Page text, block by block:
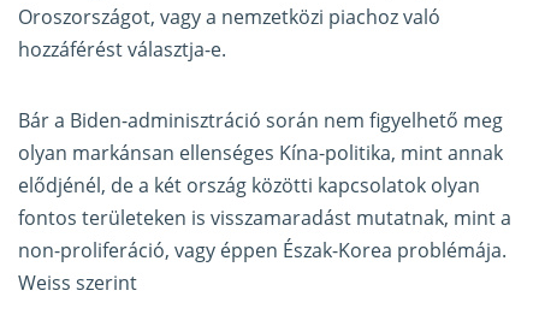
Oroszországot, vagy a nemzetközi piachoz való
hozzáférést választja-e.
Bár a Biden-adminisztráció során nem figyelhető meg
olyan markánsan ellenséges Kína-politika, mint annak
elődjénél, de a két ország közötti kapcsolatok olyan
fontos területeken is visszamaradást mutatnak, mint a
non-proliferáció, vagy éppen Észak-Korea problémája.
Weiss szerint